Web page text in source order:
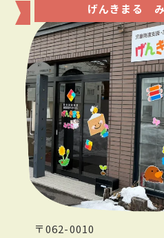
げんきまる
〒062-0010